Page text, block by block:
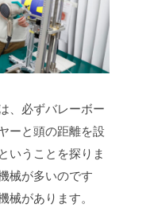
、必ずバレーボー
ーと頭の距離を設
いうことを探りま
械が多いのです
械があります。